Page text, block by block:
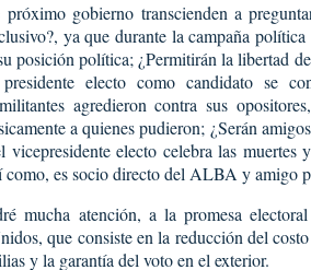
gobierno transcienden a
ya que durante la campaña
posición política; ¿Permitirán la libertad
electo como candidato se
agredieron contra sus
a quienes pudieron; ¿Serán
vicepresidente electo celebra las muertes
como, es socio directo del ALBA y amigo
mucha atención, a la promesa
que consiste en la reducción del
y la garantía del voto en el exterior.